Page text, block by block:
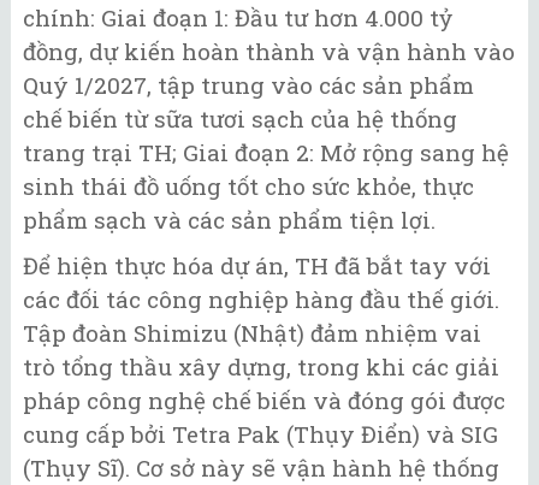
chính: Giai đoạn 1: Đầu tư hơn 4.000 tỷ
đồng, dự kiến hoàn thành và vận hành vào
Quý 1/2027, tập trung vào các sản phẩm
chế biến từ sữa tươi sạch của hệ thống
trang trại TH; Giai đoạn 2: Mở rộng sang hệ
sinh thái đồ uống tốt cho sức khỏe, thực
phẩm sạch và các sản phẩm tiện lợi.
Để hiện thực hóa dự án, TH đã bắt tay với
các đối tác công nghiệp hàng đầu thế giới.
Tập đoàn Shimizu (Nhật) đảm nhiệm vai
trò tổng thầu xây dựng, trong khi các giải
pháp công nghệ chế biến và đóng gói được
cung cấp bởi Tetra Pak (Thụy Điển) và SIG
(Thụy Sĩ). Cơ sở này sẽ vận hành hệ thống